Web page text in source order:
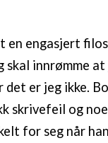
engasjert
innrømme
er jeg ikke.
skrivefeil og
for seg når